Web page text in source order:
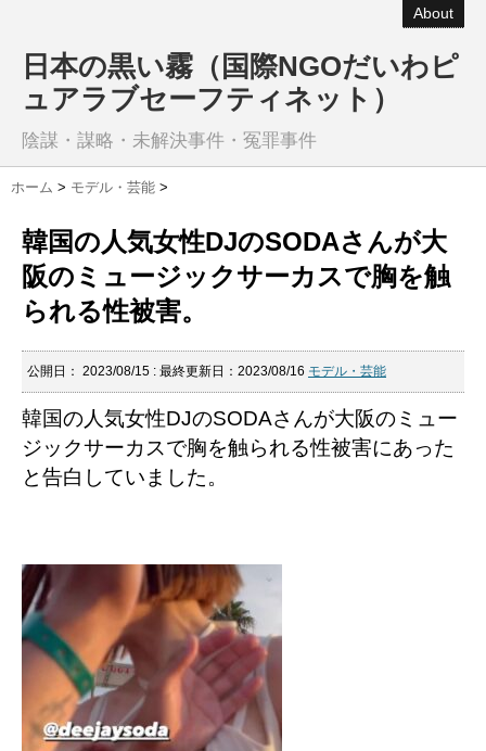
About
日本の黒い霧（国際NGOだいわピ
ュアラブセーフティネット）
陰謀・謀略・未解決事件・冤罪事件
ホーム > モデル・芸能 >
韓国の人気女性DJのSODAさんが大
阪のミュージックサーカスで胸を触
られる性被害。
公開日： 2023/08/15 : 最終更新日：2023/08/16 モデル・芸能
韓国の人気女性DJのSODAさんが大阪のミュー
ジックサーカスで胸を触られる性被害にあった
と告白していました。